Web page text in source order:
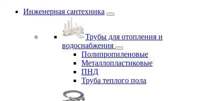
Инженерная сантехника
Трубы для отопления и
водоснабжения
Полипропиленовые
Металлопластиковые
ПНД
Труба теплого пола